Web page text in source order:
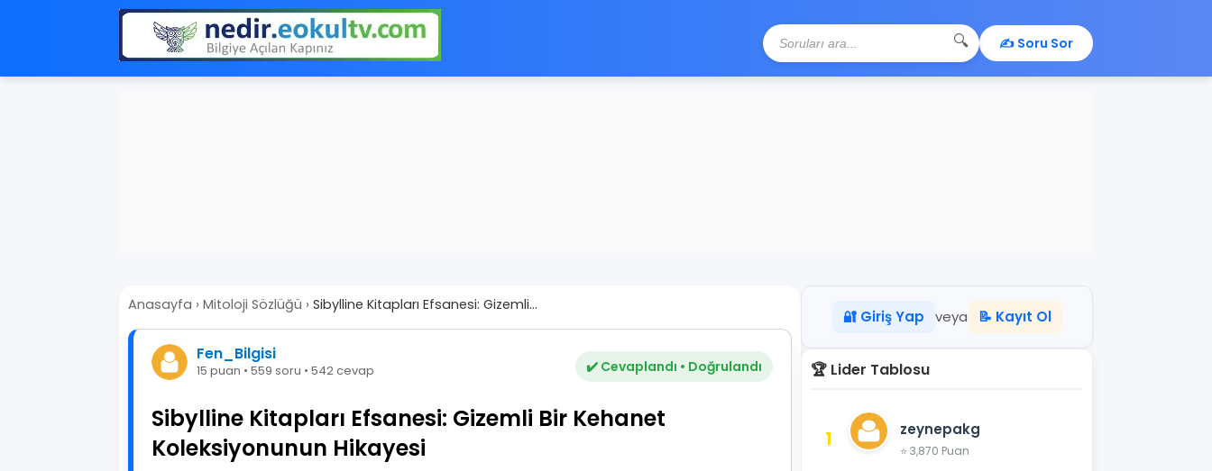
🔍 ✍️ Soru Sor
Anasayfa › Mitoloji Sözlüğü › Sibylline Kitapları Efsanesi: Gizemli...
Fen_Bilgisi
15 puan • 559 soru • 542 cevap ✔️ Cevaplandı • Doğrulandı
Sibylline Kitapları Efsanesi: Gizemli Bir Kehanet
Koleksiyonunun Hikayesi
🔐 Giriş Yap veya 📝 Kayıt Ol
🏆 Lider Tablosu
1 zeynepakg
⭐ 3,870 Puan